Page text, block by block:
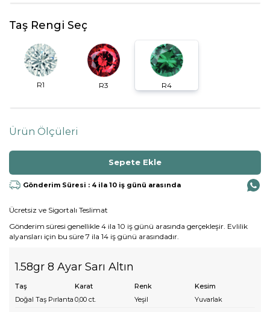
Taş Rengi Seç
R1 R3 R4
Ürün Ölçüleri
Gönderim Süresi : 4 ila 10 iş günü arasında
Ücretsiz ve Sigortalı Teslimat
Gönderim süresi genellikle 4 ila 10 iş günü arasında gerçekleşir. Evlilik
alyansları için bu süre 7 ila 14 iş günü arasındadır.
1.58gr 8 Ayar Sarı Altın
Taş Karat Renk
Kesim
Doğal Taş Pırlanta 0,00 ct. Yeşil Yuvarlak